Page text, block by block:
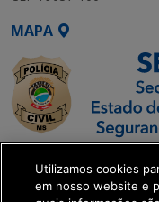
MAPA
SETDIG | Secretaria-
Executiva de
Utilizamos cookies
em nosso website e